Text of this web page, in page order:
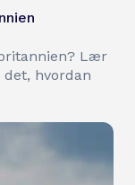
Lær
hvordan